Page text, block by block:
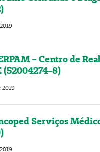
– Centro de
(52004274-8)
2019
Serviços